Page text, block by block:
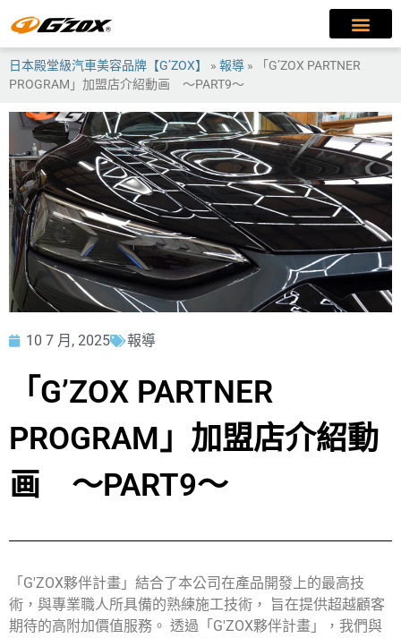
日本殿堂級汽車美容品牌【G’ZOX】 » 報導 »
「G’ZOX PARTNER
PROGRAM」加盟店介紹動画 ～PART9～
10 7 月, 2025 報導
「G’ZOX PARTNER
PROGRAM」加盟店介紹動
画 ～PART9～
「G'ZOX夥伴計畫」結合了本公司在產品開發上的最高技
術，與專業職人所具備的熟練施工技術， 旨在提供超越顧客
期待的高附加價值服務。 透過「G'ZOX夥伴計畫」，我們與